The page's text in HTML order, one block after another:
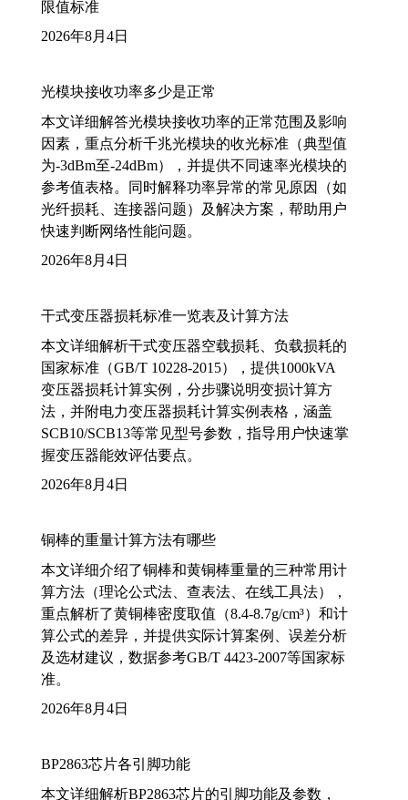
限值标准
2026年8月4日
光模块接收功率多少是正常
本文详细解答光模块接收功率的正常范围及影响
因素，重点分析千兆光模块的收光标准（典型值
为-3dBm至-24dBm），并提供不同速率光模块的
参考值表格。同时解释功率异常的常见原因（如
光纤损耗、连接器问题）及解决方案，帮助用户
快速判断网络性能问题。
2026年8月4日
干式变压器损耗标准一览表及计算方法
本文详细解析干式变压器空载损耗、负载损耗的
国家标准（GB/T 10228-2015），提供1000kVA
变压器损耗计算实例，分步骤说明变损计算方
法，并附电力变压器损耗计算实例表格，涵盖
SCB10/SCB13等常见型号参数，指导用户快速掌
握变压器能效评估要点。
2026年8月4日
铜棒的重量计算方法有哪些
本文详细介绍了铜棒和黄铜棒重量的三种常用计
算方法（理论公式法、查表法、在线工具法），
重点解析了黄铜棒密度取值（8.4-8.7g/cm³）和计
算公式的差异，并提供实际计算案例、误差分析
及选材建议，数据参考GB/T 4423-2007等国家标
准。
2026年8月4日
BP2863芯片各引脚功能
本文详细解析BP2863芯片的引脚功能及参数，